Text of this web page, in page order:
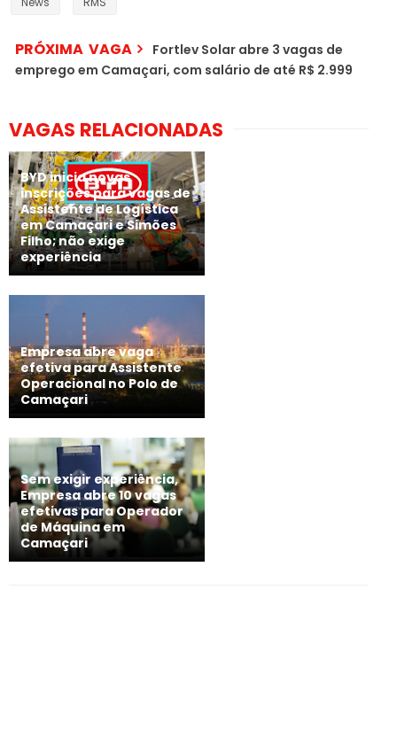
PRÓXIMA VAGA
Fortlev Solar abre 3 vagas de
emprego em Camaçari, com salário de até R$ 2.999
VAGAS RELACIONADAS
BYD inicia novas
inscrições para vagas de
Assistente de Logística
em Camaçari e Simões
Filho; não exige
experiência
Empresa abre vaga
efetiva para Assistente
Operacional no Polo de
Camaçari
Sem exigir experiência,
Empresa abre 10 vagas
efetivas para Operador
de Máquina em
Camaçari